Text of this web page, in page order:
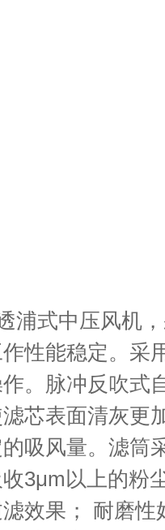
式中压风机，
性能稳定。采
。脉冲反吹式
芯表面清灰更
吸风量。滤筒
3μm以上的粉
效果； 耐磨